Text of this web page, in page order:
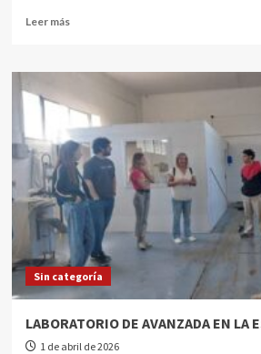
Leer más
Sin categoría
LABORATORIO DE AVANZADA EN LA
1 de abril de 2026